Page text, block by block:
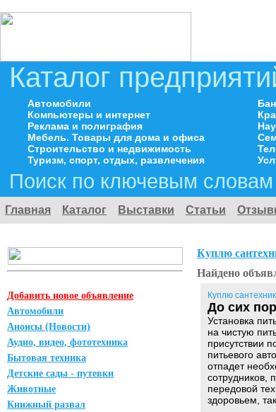
Каталог
Автомобили
Компьютеры и интернет
Реклама и полиграфия
Мебель. Товары для дома и офиса
Строительство и недвижимость
Туризм, спорт, отдых, развлечения
Поиск по ключевым
Главная Каталог Выставки Статьи
Добавить новое объявление
Автомобили
Анонсы (Новости)
Аудио, видео, фототехника
Бытовая техника
Детские сады - путевки
Животные
Книжный развал
Куплю
Найдено
Куплю
До сих
Установка
на чистую
присутствии
питьевого
отпадет
сотрудников,
передовой
здоровьем,